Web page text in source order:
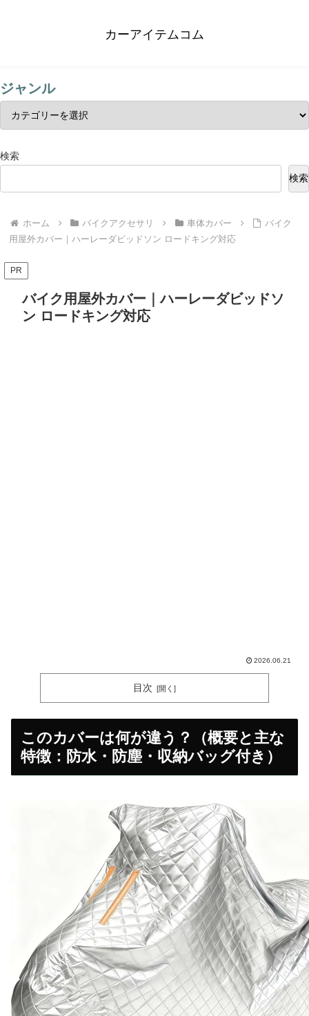
カーアイテムコム
ジャンル
検索
検索
ホーム バイクアクセサリ 車体カバー
バイク
用屋外カバー｜ハーレーダビッドソン ロードキング対応
PR
バイク用屋外カバー｜ハーレーダビッドソ
ン ロードキング対応
2026.06.21
目次
このカバーは何が違う？（概要と主な
特徴：防水・防塵・収納バッグ付き）